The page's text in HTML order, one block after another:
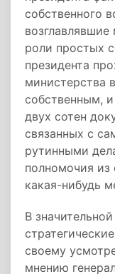
собственного
роли простых
президента
министерства
собственным,
двух сотен
связанных с
рутинными
полномочия из
какая-нибудь
В
своему
мнению